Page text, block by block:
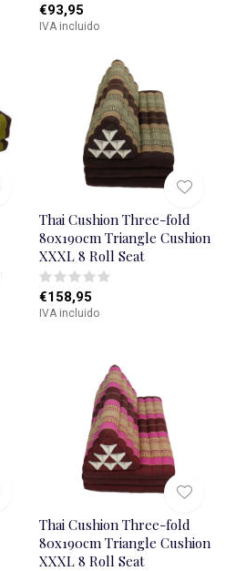
€93,95
IVA incluido
Thai Cushion Three-fold
80x190cm Triangle Cushion
XXXL 8 Roll Seat
€158,95
IVA incluido
Thai Cushion Three-fold
80x190cm Triangle Cushion
XXXL 8 Roll Seat